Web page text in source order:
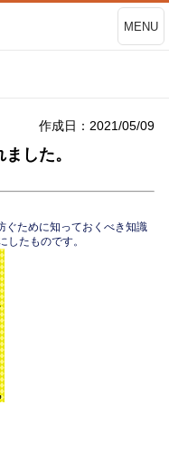
MENU
作成日：2021/05/09
した。
ぐために知っておくべき知識
したものです。